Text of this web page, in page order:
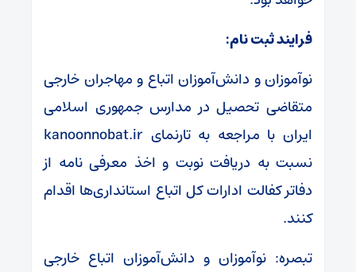
فرایند ثبت نام:
نوآموزان و دانش‌آموزان اتباع و مهاجران خارجی
متقاضی تحصیل در مدارس جمهوری اسلامی
ایران با مراجعه به تارنمای kanoonnobat.ir
نسبت به دریافت نوبت و اخذ معرفی نامه از
دفاتر کفالت ادارات کل اتباع استانداری‌ها اقدام
کنند.
تبصره: نوآموزان و دانش‌آموزان اتباع خارجی